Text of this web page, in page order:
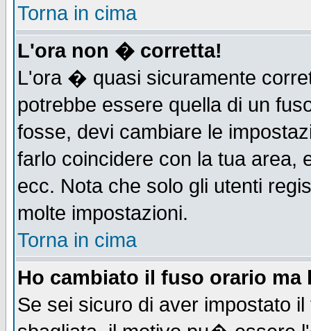
Torna in cima
L'ora non � corretta!
L'ora � quasi sicuramente
potrebbe essere quella di un
fosse, devi cambiare le
farlo coincidere con la tua area,
ecc. Nota che solo gli utenti
molte impostazioni.
Torna in cima
Ho cambiato il fuso orario
Se sei sicuro di aver impostato